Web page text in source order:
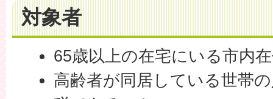
対象者
65歳以上の在宅にいる市内
高齢者が同居している世帯